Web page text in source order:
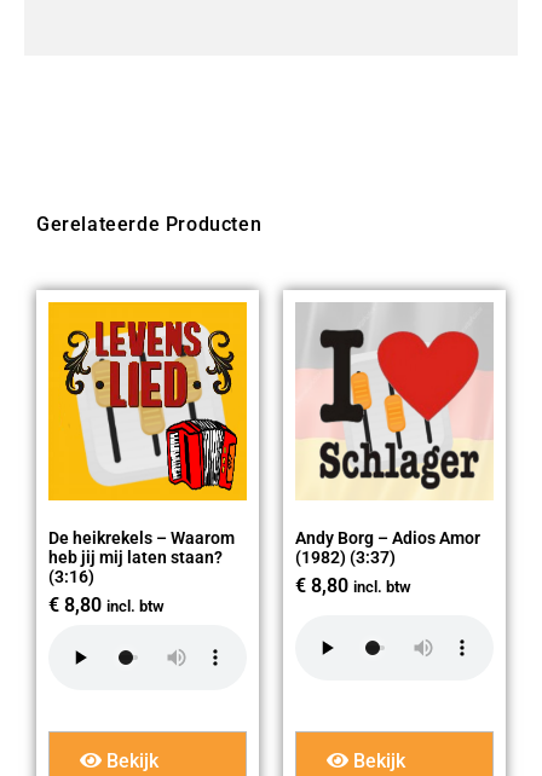
Gerelateerde Producten
De heikrekels – Waarom
heb jij mij laten staan?
(3:16)
€ 8,80 incl. btw
Bekijk
Andy Borg – Adios Amor
(1982) (3:37)
€ 8,80 incl. btw
Bekijk